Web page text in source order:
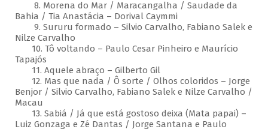
8. Morena do Mar / Maracangalha / Saudade da
Bahia / Tia Anastácia – Dorival Caymmi
9. Sururu formado – Silvio Carvalho, Fabiano Salek e
Nilze Carvalho
10. Tô voltando – Paulo Cesar Pinheiro e Maurício
Tapajós
11. Aquele abraço – Gilberto Gil
12. Mas que nada / Ô sorte / Olhos coloridos – Jorge
Benjor / Silvio Carvalho, Fabiano Salek e Nilze Carvalho /
Macau
13. Sabiá / Já que está gostoso deixa (Mata papai) –
Luiz Gonzaga e Zé Dantas / Jorge Santana e Paulo